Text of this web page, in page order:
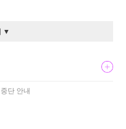
▼
단 안내